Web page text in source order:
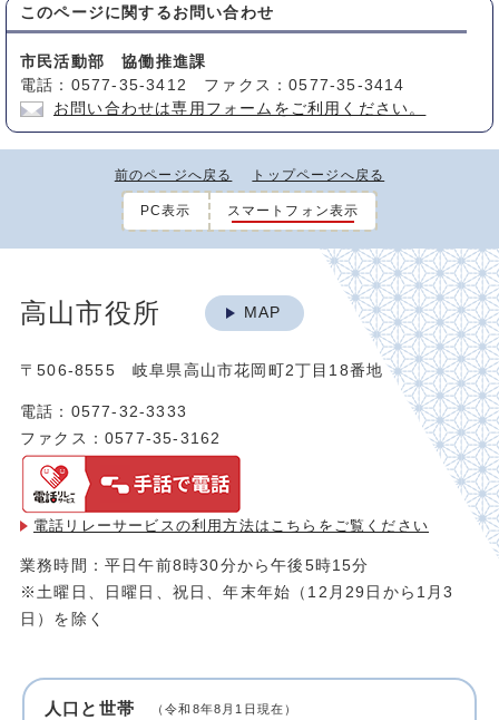
このページに関する お問い合わせ
市民活動部 協働推進課
電話：0577-35-3412 ファクス：0577-35-3414
お問い合わせは専用フォームをご利用ください。
前のページへ戻る トップページへ戻る
PC表示 スマートフォン表示
高山市役所 MAP
〒506-8555 岐阜県高山市花岡町2丁目18番地
電話：0577-32-3333
ファクス：0577-35-3162
電話リレーサービスの利用方法は こちらをご覧ください
業務時間：平日午前8時30分から午後5時15分
※土曜日、日曜日、祝日、年末年始（12月29日から1月3
日）を除く
人口と世帯 （令和8年8月1日現在）